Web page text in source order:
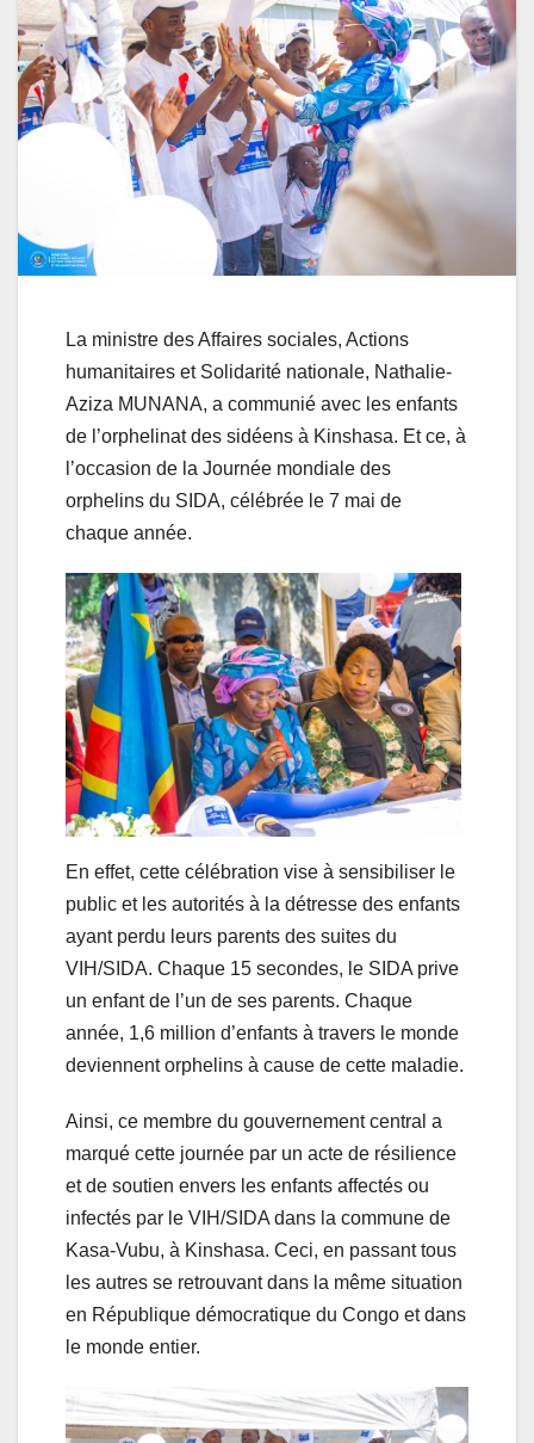
La ministre des Affaires sociales, Actions
humanitaires et Solidarité nationale, Nathalie-
Aziza MUNANA, a communié avec les enfants
de l’orphelinat des sidéens à Kinshasa. Et ce, à
l’occasion de la Journée mondiale des
orphelins du SIDA, célébrée le 7 mai de
chaque année.
En effet, cette célébration vise à sensibiliser le
public et les autorités à la détresse des enfants
ayant perdu leurs parents des suites du
VIH/SIDA. Chaque 15 secondes, le SIDA prive
un enfant de l’un de ses parents. Chaque
année, 1,6 million d’enfants à travers le monde
deviennent orphelins à cause de cette maladie.
Ainsi, ce membre du gouvernement central a
marqué cette journée par un acte de résilience
et de soutien envers les enfants affectés ou
infectés par le VIH/SIDA dans la commune de
Kasa-Vubu, à Kinshasa. Ceci, en passant tous
les autres se retrouvant dans la même situation
en République démocratique du Congo et dans
le monde entier.